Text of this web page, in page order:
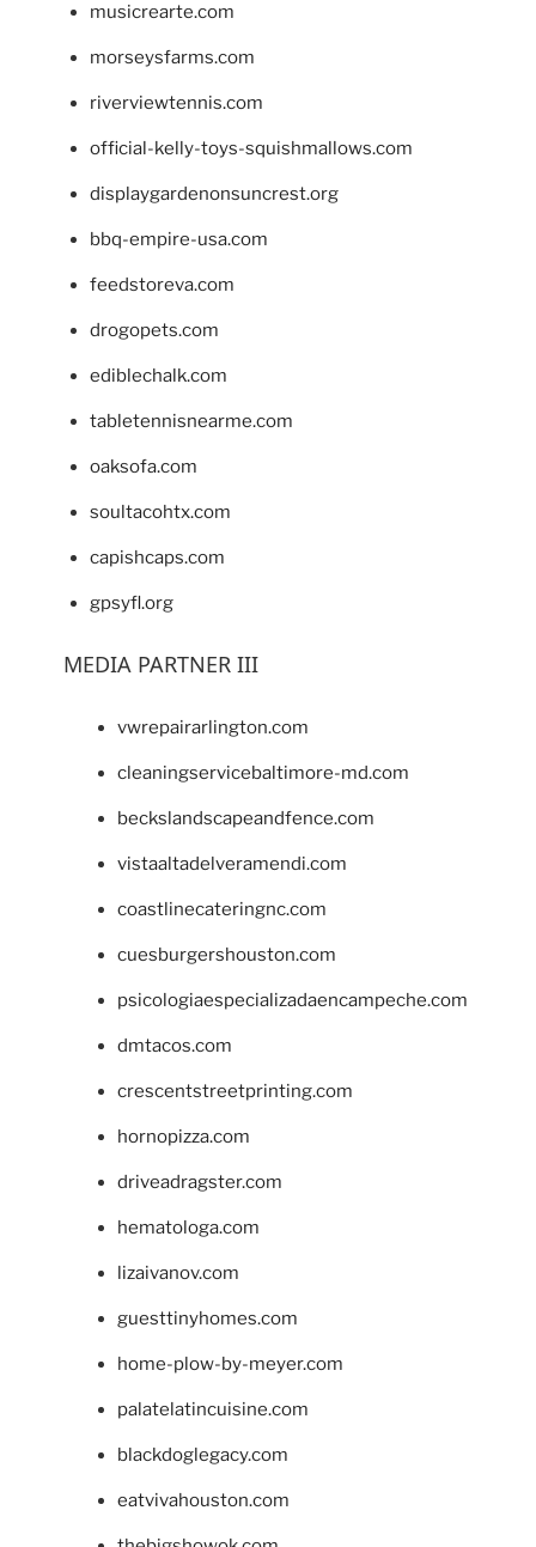
musicrearte.com
morseysfarms.com
riverviewtennis.com
official-kelly-toys-squishmallows.com
displaygardenonsuncrest.org
bbq-empire-usa.com
feedstoreva.com
drogopets.com
ediblechalk.com
tabletennisnearme.com
oaksofa.com
soultacohtx.com
capishcaps.com
gpsyfl.org
MEDIA PARTNER III
vwrepairarlington.com
cleaningservicebaltimore-md.com
beckslandscapeandfence.com
vistaaltadelveramendi.com
coastlinecateringnc.com
cuesburgershouston.com
psicologiaespecializadaencampeche.com
dmtacos.com
crescentstreetprinting.com
hornopizza.com
driveadragster.com
hematologa.com
lizaivanov.com
guesttinyhomes.com
home-plow-by-meyer.com
palatelatincuisine.com
blackdoglegacy.com
eatvivahouston.com